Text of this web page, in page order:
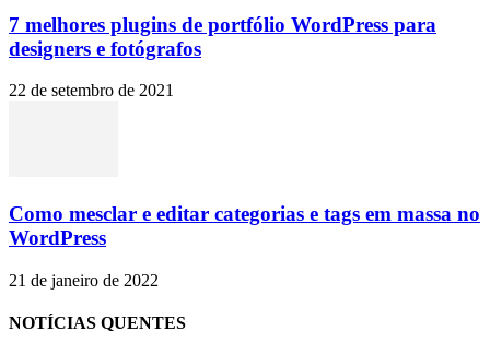
7 melhores plugins de portfólio WordPress para
designers e fotógrafos
22 de setembro de 2021
Como mesclar e editar categorias e tags em massa no
WordPress
21 de janeiro de 2022
NOTÍCIAS QUENTES